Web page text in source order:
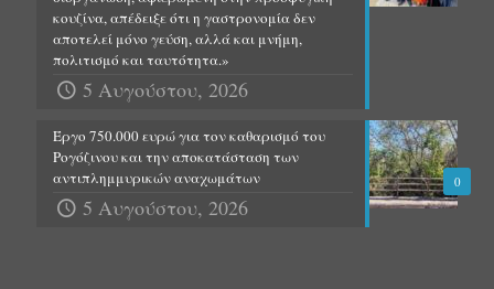
κουζίνα, απέδειξε ότι η γαστρονομία δεν
αποτελεί μόνο γεύση, αλλά και μνήμη,
πολιτισμό και ταυτότητα.»
5 Αυγούστου, 2026
0
Έργο 750.000 ευρώ για τον καθαρισμό του
Ρογόζινου και την αποκατάσταση των
αντιπλημμυρικών αναχωμάτων
5 Αυγούστου, 2026